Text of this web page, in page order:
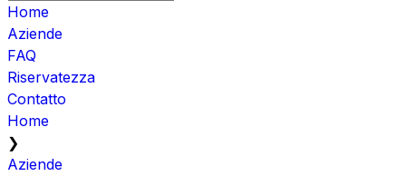
Home
Aziende
FAQ
Riservatezza
Contatto
Home
❯
Aziende